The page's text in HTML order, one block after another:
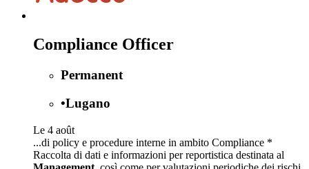
Compliance Officer
Permanent
•Lugano
Le 4 août
...di policy e procedure interne in ambito Compliance *
Raccolta di dati e informazioni per reportistica destinata al